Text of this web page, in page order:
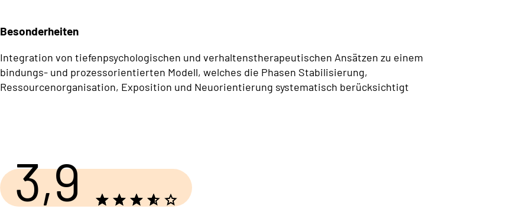
Besonderheiten
Integration von tiefenpsychologischen und verhaltenstherapeutischen Ansätzen zu einem
bindungs- und prozessorientierten Modell, welches die Phasen Stabilisierung,
Ressourcenorganisation, Exposition und Neuorientierung systematisch berücksichtigt
3,9